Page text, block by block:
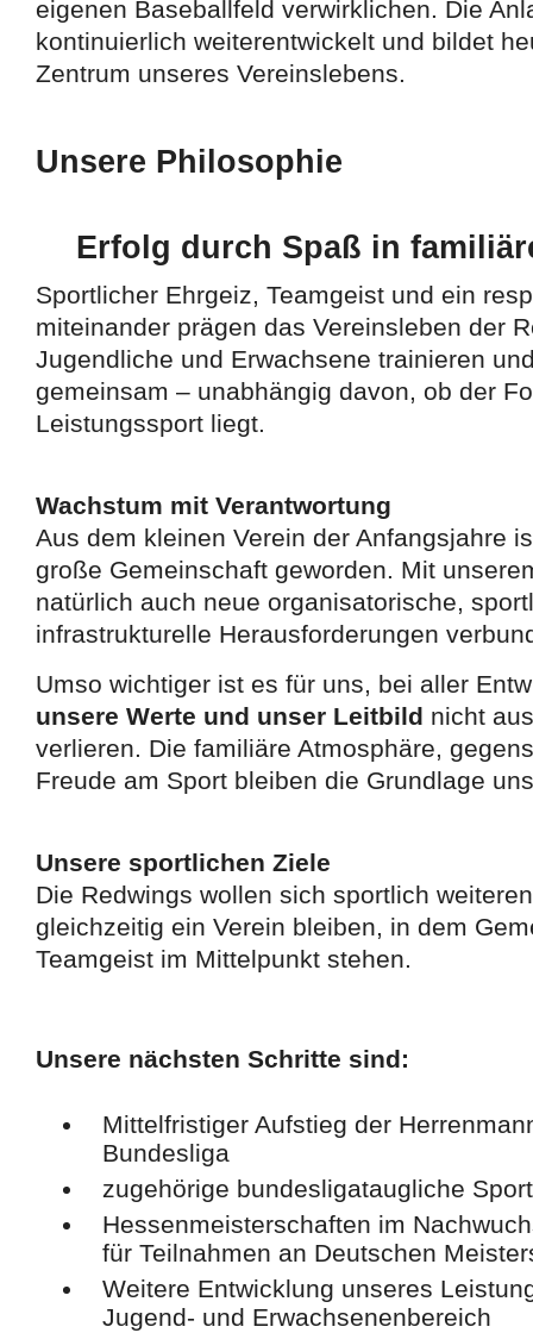
eigenen Baseballfeld verwirklichen. Die
kontinuierlich weiterentwickelt und bildet
Zentrum unseres Vereinslebens.
Unsere Philosophie
Erfolg durch Spaß in
Sportlicher Ehrgeiz, Teamgeist und ein
miteinander prägen das Vereinsleben der
Jugendliche und Erwachsene trainieren
gemeinsam – unabhängig davon, ob der
Leistungssport liegt.
Wachstum mit Verantwortung
Aus dem kleinen Verein der Anfangsjahre
große Gemeinschaft geworden. Mit
natürlich auch neue organisatorische,
infrastrukturelle Herausforderungen
Umso wichtiger ist es für uns, bei aller
unsere Werte und unser Leitbild nicht
verlieren. Die familiäre Atmosphäre,
Freude am Sport bleiben die Grundlage
Unsere sportlichen Ziele
Die Redwings wollen sich sportlich
gleichzeitig ein Verein bleiben, in dem
Teamgeist im Mittelpunkt stehen.
Unsere nächsten Schritte sind:
Mittelfristiger Aufstieg der
Bundesliga
zugehörige bundesligataugliche
Hessenmeisterschaften im
für Teilnahmen an Deutschen
Weitere Entwicklung unseres
Jugend- und Erwachsenenbereich